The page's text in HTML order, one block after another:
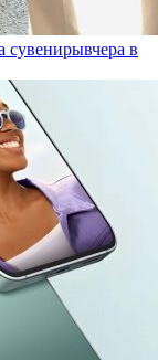
сувенирывчера в